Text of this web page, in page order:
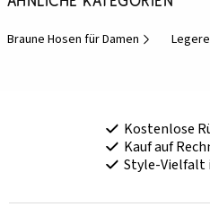
Braune Hosen für Damen
Kostenlose
Kauf auf
Style-Vielfalt